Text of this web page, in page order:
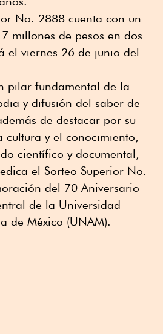
No. 2888 cuenta con un
millones de pesos en dos
el viernes 26 de junio del
pilar fundamental de la
y difusión del saber de
de destacar por su
cultura y el conocimiento,
científico y documental,
el Sorteo Superior No.
del 70 Aniversario
de la Universidad
de México (UNAM).